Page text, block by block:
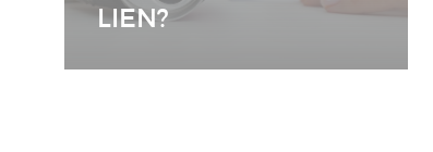
LIEN?